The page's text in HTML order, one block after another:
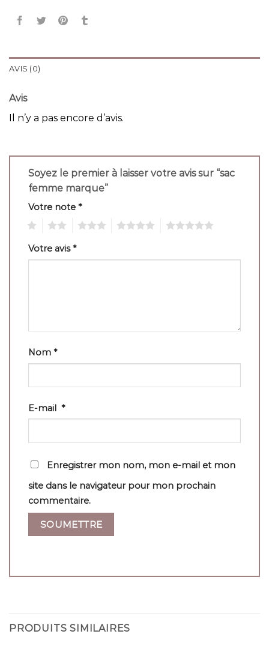
AVIS (0)
Avis
Il n’y a pas encore d’avis.
Soyez le premier à laisser votre avis sur “sac
femme marque”
Votre note *
Votre avis*
Nom *
E-mail *
Enregistrer mon nom, mon e-mail et mon
site dans le navigateur pour mon prochain
commentaire.
PRODUITS SIMILAIRES